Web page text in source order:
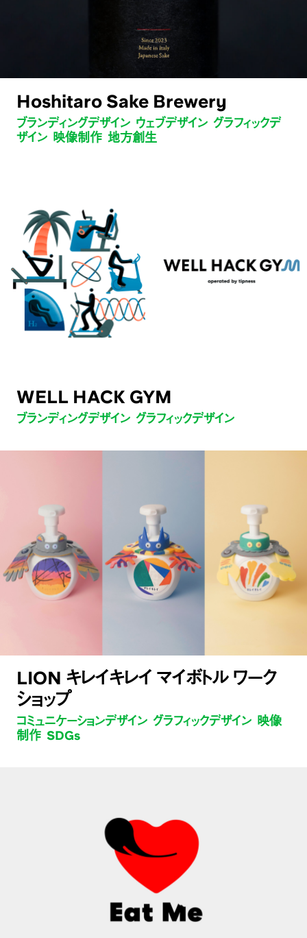
Hoshitaro Sake Brewery
ブランディングデザイン ウェブデザイン グラフィックデ
ザイン 映像制作 地方創生
WELL HACK GYM
ブランディングデザイン グラフィックデザイン
LION キレイキレイ マイボトル ワーク
ショップ
コミュニケーションデザイン グラフィックデザイン 映像
制作 SDGs